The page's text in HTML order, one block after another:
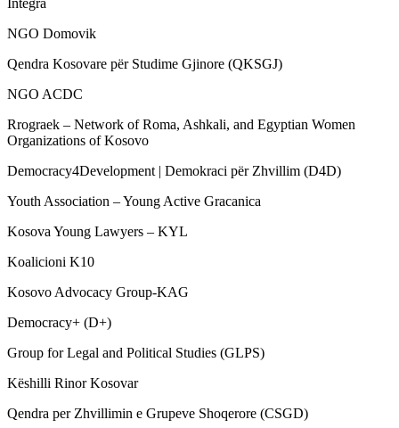
Integra
NGO Domovik
Qendra Kosovare për Studime Gjinore (QKSGJ)
NGO ACDC
Rrograek – Network of Roma, Ashkali, and Egyptian Women
Organizations of Kosovo
Democracy4Development | Demokraci për Zhvillim (D4D)
Youth Association – Young Active Gracanica
Kosova Young Lawyers – KYL
Koalicioni K10
Kosovo Advocacy Group-KAG
Democracy+ (D+)
Group for Legal and Political Studies (GLPS)
Këshilli Rinor Kosovar
Qendra per Zhvillimin e Grupeve Shoqerore (CSGD)